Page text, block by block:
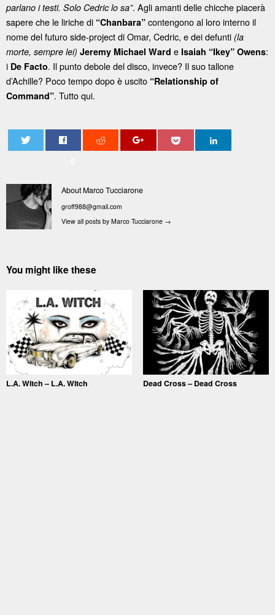
parlano i testi. Solo Cedric lo sa”. Agli amanti delle chicche piacerà
sapere che le liriche di “Chanbara” contengono al loro interno il
nome del futuro side-project di Omar, Cedric, e dei defunti (la
morte, sempre lei) Jeremy Michael Ward e Isaiah “Ikey” Owens:
i De Facto. Il punto debole del disco, invece? Il suo tallone
d’Achille? Poco tempo dopo è uscito “Relationship of
Command”. Tutto qui.
About Marco Tucciarone
groff988@gmail.com
View all posts by Marco Tucciarone →
You might like these
L.A. Witch – L.A. Witch Dead Cross – Dead Cross